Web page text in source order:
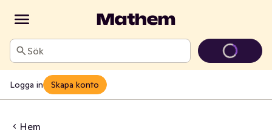
Sök
Logga in Skapa konto
Hem